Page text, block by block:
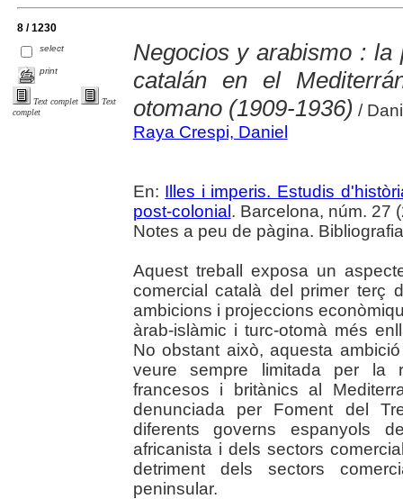
8 / 1230
select
print
Text complet
Text
complet
Negocios y arabismo : la
catalán en el
otomano (1909-1936) /
Raya Crespi, Daniel
En: Illes i imperis. Estudis
post-colonial. Barcelona, núm. 27
Notes a peu de pàgina.
Aquest treball exposa un
comercial català del primer
ambicions i projeccions
àrab-islàmic i turc-otomà més
No obstant això, aquesta
veure sempre limitada per la
francesos i britànics al
denunciada per Foment del
diferents governs espanyols
africanista i dels sectors
detriment dels sectors
peninsular.